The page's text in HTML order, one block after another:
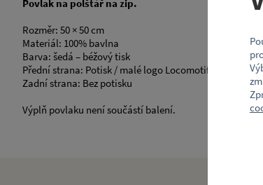
Povlak na polštář na zip.
Rozměr: 50 × 50 cm
Materiál: 100% bavlna
Barva: šedá – béžový tisk
Přední strana: Potisk / malé logo Locomotif
Zadní strana: Bez potisku
Výplň povlaku není součástí balení.